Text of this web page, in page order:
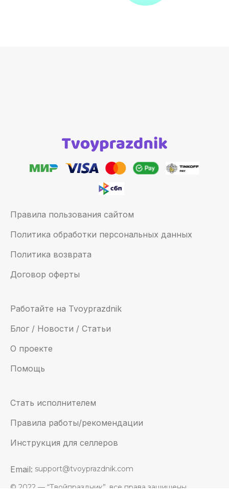
Правила пользования сайтом
Политика обработки персональных данных
Политика возврата
Договор оферты
Работайте на Tvoyprazdnik
Блог / Новости / Статьи
О проекте
Помощь
Стать исполнителем
Правила работы/рекомендации
Инструкция для селлеров
Email: support@tvoyprazdnik.com
© 2022 — “Твойпраздник”, все права защищены